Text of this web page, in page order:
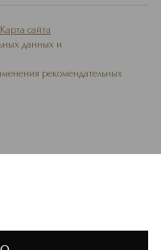
Карта сайта
данных и
рекомендательных